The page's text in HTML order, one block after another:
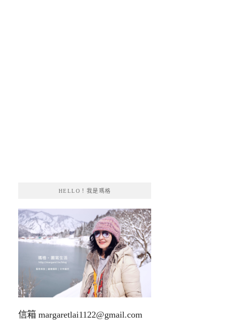
HELLO！我是瑪格
信箱 margaretlai1122@gmail.com